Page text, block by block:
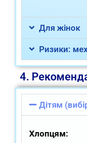
Для жінок
Ризики:
4.
Дітям
Хлопцям: